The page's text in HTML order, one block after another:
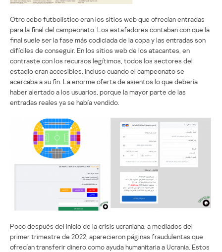
Otro cebo futbolístico eran los sitios web que ofrecían entradas
para la final del campeonato. Los estafadores contaban con que la
final suele ser la fase más codiciada de la copa y las entradas son
difíciles de conseguir. En los sitios web de los atacantes, en
contraste con los recursos legítimos, todos los sectores del
estadio eran accesibles, incluso cuando el campeonato se
acercaba a su fin. La enorme oferta de asientos lo que debería
haber alertado a los usuarios, porque la mayor parte de las
entradas reales ya se había vendido.
Poco después del inicio de la crisis ucraniana, a mediados del
primer trimestre de 2022, aparecieron páginas fraudulentas que
ofrecían transferir dinero como ayuda humanitaria a Ucrania. Estos